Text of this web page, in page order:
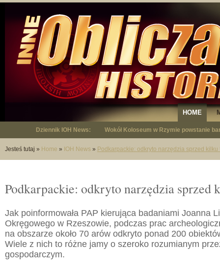
HOME
Dziennik IOH News: Wokół Koloseum w Rzymie powstanie
"Niepodległy - opowieść o Januszu
Jesteś tutaj » Home » IOH News » Podkarpackie: odkryto narzędzia sprzed kilku
Podkarpackie: odkryto narzędzia sprzed
Jak poinformowała PAP kierująca badaniami Joanna
Okręgowego w Rzeszowie, podczas prac
na obszarze około 70 arów odkryto ponad 200
Wiele z nich to różne jamy o szeroko rozumianym
gospodarczym.